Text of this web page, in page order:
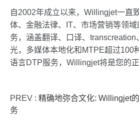
自2002年成立以来，Willingjet一直
体、金融法律、IT、市场营销等领
务，涵盖翻译、口译、
光，多媒体本地化和MTPE超过100
语言DTP服务，Willingjet将是您的正
PREV : 精确地弥合文化: Willingjet
务